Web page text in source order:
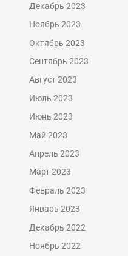
Декабрь 2023
Ноябрь 2023
Октябрь 2023
Сентябрь 2023
Август 2023
Июль 2023
Июнь 2023
Май 2023
Апрель 2023
Март 2023
Февраль 2023
Январь 2023
Декабрь 2022
Ноябрь 2022